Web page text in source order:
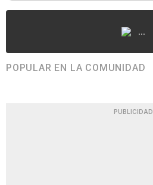
...
POPULAR EN LA COMUNIDAD
PUBLICIDAD